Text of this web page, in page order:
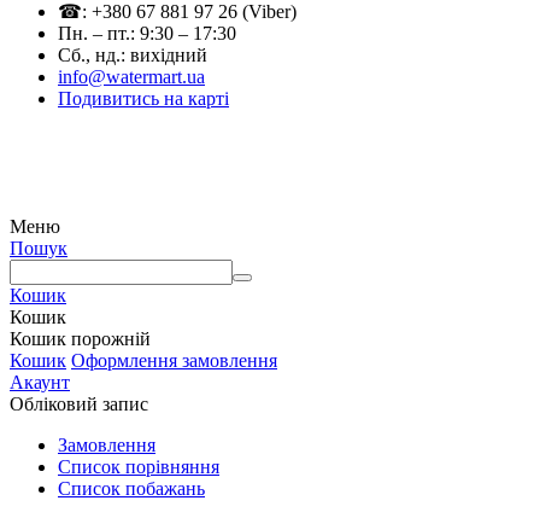
☎: +380 67 881 97 26 (Viber)
Пн. – пт.: 9:30 – 17:30
Сб., нд.: вихідний
info@watermart.ua
Подивитись на карті
Меню
Пошук
Кошик
Кошик
Кошик порожній
Кошик Оформлення замовлення
Акаунт
Обліковий запис
Замовлення
Cписок порівняння
Список побажань